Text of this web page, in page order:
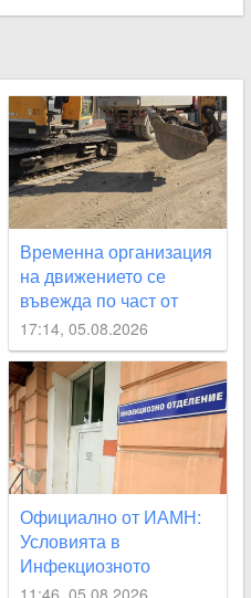
Временна организация
на движението се
въвежда по част от
улица „Юмрукчал“
17:14, 05.08.2026
Официално от ИАМН:
Условията в
Инфекциозното
отделение в